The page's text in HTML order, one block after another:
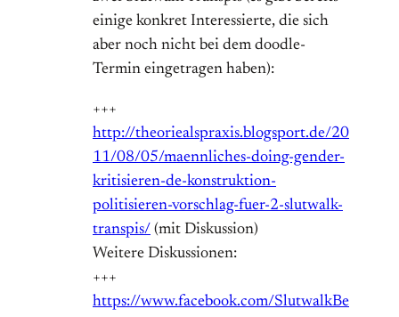
einige konkret Interessierte, die sich
aber noch nicht bei dem doodle-
Termin eingetragen haben):
+++
http://theoriealspraxis.blogsport.de/20
11/08/05/maennliches-doing-gender-
kritisieren-de-konstruktion-
politisieren-vorschlag-fuer-2-slutwalk-
transpis/ (mit Diskussion)
Weitere Diskussionen:
+++
https://www.facebook.com/SlutwalkBe